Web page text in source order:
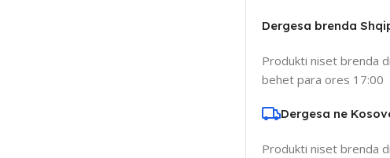
Dergesa brenda
Produkti niset brenda
behet para ores 17:00
Dergesa ne
Produkti niset brenda